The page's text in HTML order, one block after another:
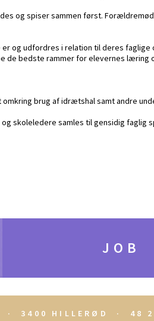
og spiser sammen først.
og udfordres i relation til deres
de bedste rammer for elevernes læring
brug af idrætshal samt andre
skoleledere samles til gensidig
JOB
· 3400 HILLERØD · 48